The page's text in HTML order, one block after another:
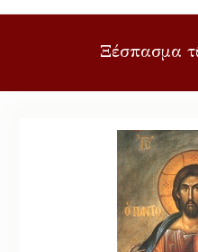
Ξέσπασμα